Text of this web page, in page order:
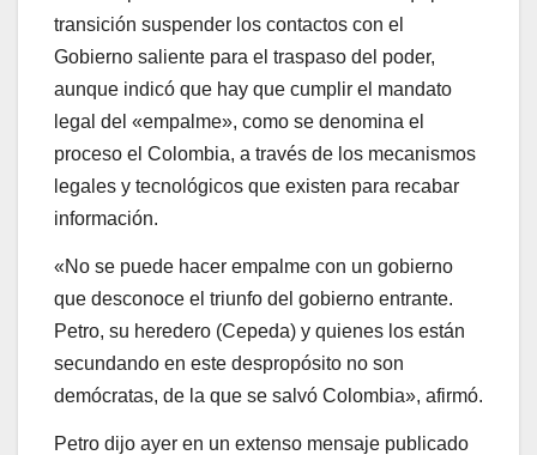
transición suspender los contactos con el
Gobierno saliente para el traspaso del poder,
aunque indicó que hay que cumplir el mandato
legal del «empalme», como se denomina el
proceso el Colombia, a través de los mecanismos
legales y tecnológicos que existen para recabar
información.
«No se puede hacer empalme con un gobierno
que desconoce el triunfo del gobierno entrante.
Petro, su heredero (Cepeda) y quienes los están
secundando en este despropósito no son
demócratas, de la que se salvó Colombia», afirmó.
Petro dijo ayer en un extenso mensaje publicado